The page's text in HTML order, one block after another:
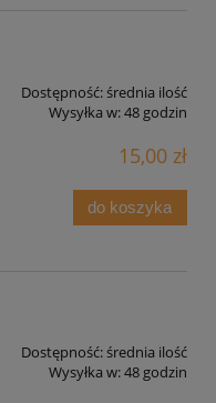
Dostępność:średnia ilość
Wysyłka w:48 godzin
15,00 zł
do koszyka
Dostępność:średnia ilość
Wysyłka w:48 godzin